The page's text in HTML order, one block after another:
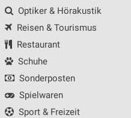
Optiker & Hörakustik
Reisen & Tourismus
Restaurant
Schuhe
Sonderposten
Spielwaren
Sport & Freizeit